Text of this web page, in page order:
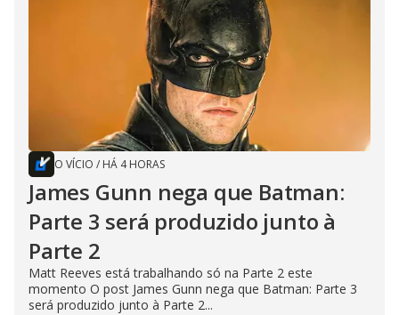
O VÍCIO / HÁ 4 HORAS
James Gunn nega que Batman:
Parte 3 será produzido junto à
Parte 2
Matt Reeves está trabalhando só na Parte 2 este
momento O post James Gunn nega que Batman: Parte 3
será produzido junto à Parte 2...